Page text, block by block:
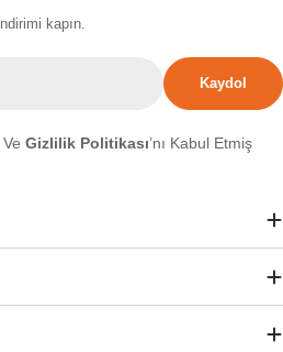
kapın.
Kaydol
Ve Gizlilik Politikası’nı Kabul Etmiş